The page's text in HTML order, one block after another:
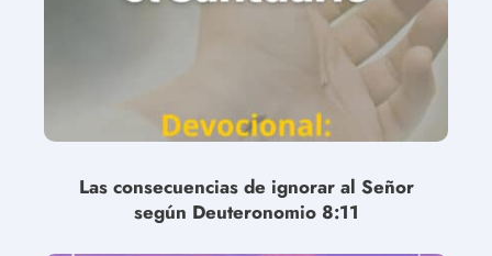
Las consecuencias de ignorar al Señor
según Deuteronomio 8:11